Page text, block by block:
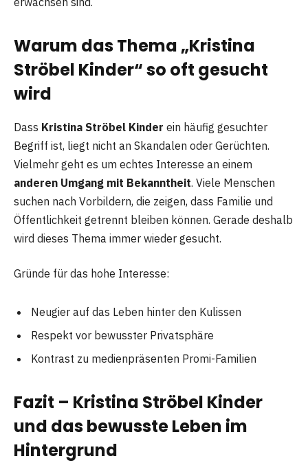
Warum das Thema „Kristina
Ströbel Kinder“ so oft gesucht
wird
Dass Kristina Ströbel Kinder ein häufig gesuchter
Begriff ist, liegt nicht an Skandalen oder Gerüchten.
Vielmehr geht es um echtes Interesse an einem
anderen Umgang mit Bekanntheit. Viele Menschen
suchen nach Vorbildern, die zeigen, dass Familie und
Öffentlichkeit getrennt bleiben können. Gerade deshalb
wird dieses Thema immer wieder gesucht.
Gründe für das hohe Interesse:
Neugier auf das Leben hinter den Kulissen
Respekt vor bewusster Privatsphäre
Kontrast zu medienpräsenten Promi-Familien
Fazit – Kristina Ströbel Kinder
und das bewusste Leben im
Hintergrund